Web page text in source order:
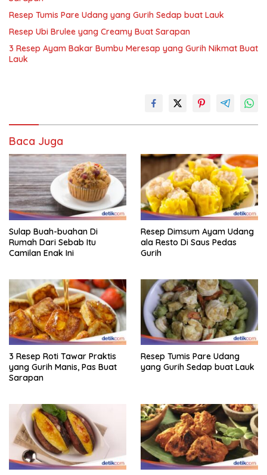
Resep Tumis Pare Udang yang Gurih Sedap buat Lauk
Resep Ubi Brulee yang Creamy Buat Sarapan
3 Resep Ayam Bakar Bumbu Meresap yang Gurih Nikmat Buat
Lauk
Baca Juga
Sulap Buah-buahan Di
Rumah Dari Sebab Itu
Camilan Enak Ini
Resep Dimsum Ayam Udang
ala Resto Di Saus Pedas
Gurih
3 Resep Roti Tawar Praktis
yang Gurih Manis, Pas Buat
Sarapan
Resep Tumis Pare Udang
yang Gurih Sedap buat Lauk